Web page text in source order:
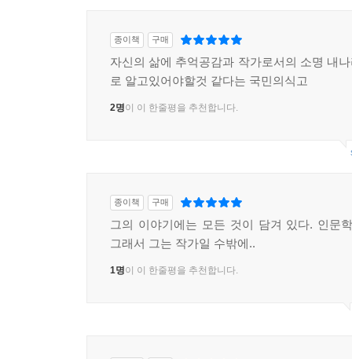
종이책 구매
자신의 삶에 추억공감과 작가로서의 소명 내
로 알고있어야할것 같다는 국민의식고
2명이 이 한줄평을 추천합니다.
종이책 구매
그의 이야기에는 모든 것이 담겨 있다. 인문
그래서 그는 작가일 수밖에..
1명이 이 한줄평을 추천합니다.